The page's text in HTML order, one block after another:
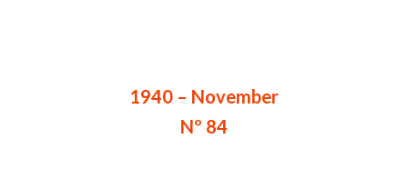
1940 – November
Nº 84